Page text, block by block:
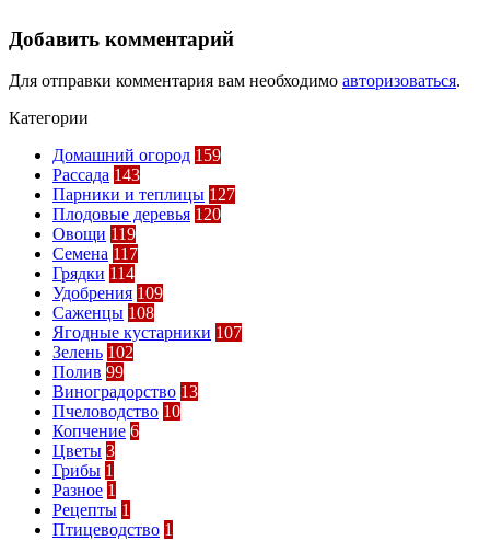
Добавить комментарий
Для отправки комментария вам необходимо авторизоваться.
Категории
Домашний огород 159
Рассада 143
Парники и теплицы 127
Плодовые деревья 120
Овощи 119
Семена 117
Грядки 114
Удобрения 109
Саженцы 108
Ягодные кустарники 107
Зелень 102
Полив 99
Виноградорство 13
Пчеловодство 10
Копчение 6
Цветы 3
Грибы 1
Разное 1
Рецепты 1
Птицеводство 1